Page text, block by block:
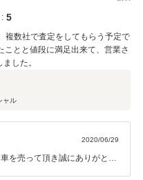
5
複数社で査定をしてもらう予定で
ことと値段に満足出来て、営業さ
した。
ャル
2020/06/29
を売って頂き誠にありがとう